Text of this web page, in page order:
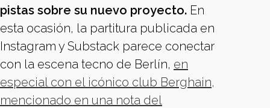
pistas sobre su nuevo proyecto. En
esta ocasión, la partitura publicada en
Instagram y Substack parece conectar
con la escena tecno de Berlín, en
especial con el icónico club Berghain,
mencionado en una nota del